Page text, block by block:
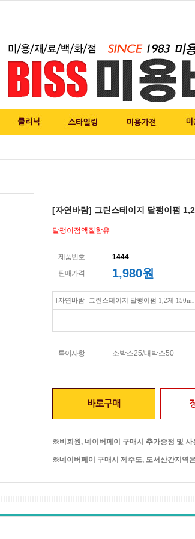
[자연바람] 그린스테이지 달팽이펌
달팽이점액질함유
제품번호
1444
판매가격
1,980원
[자연바람] 그린스테이지 달팽이펌 1,2제 150ml
특이사항 소박스25/대박스50
바로구매
※비회원, 네이버페이 구매시 추가증정 및 사
※네이버페이 구매시 제주도, 도서산간지역